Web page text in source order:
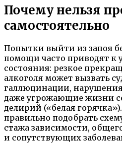
Почему нельзя
самостоятельно
Попытки выйти из запоя
помощи часто приводят к
состояния: резкое
алкоголя может вызвать
галлюцинации,
даже угрожающие жизни
делирий («белая
правильно подобрать
стажа зависимости,
и сопутствующих